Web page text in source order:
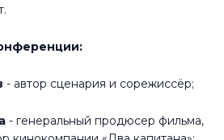
- автор сценария и сорежиссёр;
- генеральный продюсер фильма,